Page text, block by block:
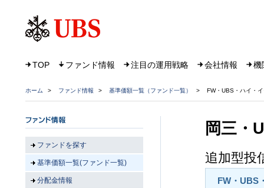
TOP ファンド情報 注目の運用戦略 会社情報 機
ホーム > ファンド情報 > 基準価額一覧（ファンド一覧） > FW・UBS・ハイ・
岡三・
追加型投
FW・UBS
ファンドを探す
基準価額一覧(ファンド一覧)
分配金情報